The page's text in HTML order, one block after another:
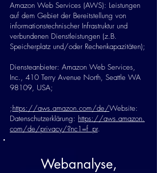
Amazon Web Services (AWS): Leistungen
auf dem Gebiet der Bereitstellung von
informationstechnischer Infrastruktur und
verbundenen Dienstleistungen (z.B.
Speicherplatz und/oder Rechenkapazitäten);
Diensteanbieter: Amazon Web Services,
Inc., 410 Terry Avenue North, Seattle WA
98109, USA;
;https://aws.amazon.com/de/Website:
Datenschutzerklärung: https://aws.amazon.
com/de/privacy/?nc1=f_pr.
Webanalyse,